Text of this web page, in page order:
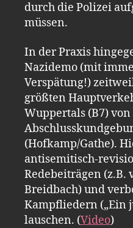
durch die Polizei
müssen.
In der Praxis
Nazidemo (mit
Verspätung!)
größten
Wuppertals (B7)
(Hofkamp/Gathe).
antisemitisch-
Redebeiträgen (z.B.
Breidbach) und
Kampfliedern („Ein
lauschen. (Video)